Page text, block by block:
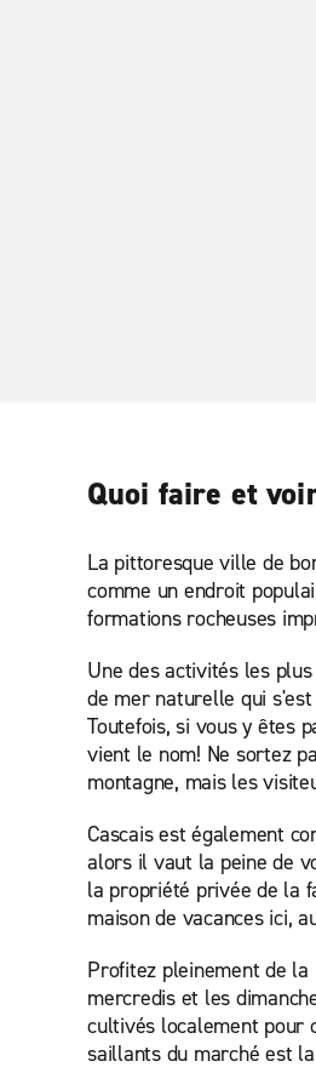
Quoi faire et
La pittoresque ville de
comme un endroit
formations rocheuses
Une des activités les
de mer naturelle qui
Toutefois, si vous y êtes
vient le nom! Ne sortez
montagne, mais les
Cascais est également
alors il vaut la peine de
la propriété privée de la
maison de vacances ici,
Profitez pleinement de
mercredis et les
cultivés localement pour
saillants du marché est